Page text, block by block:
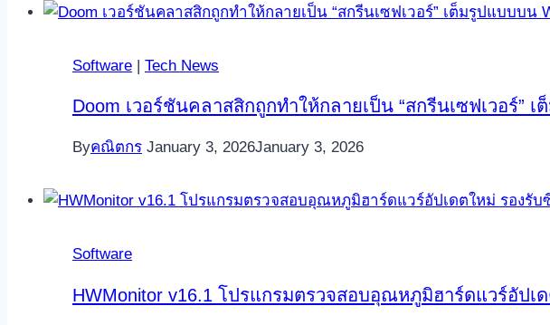
Software | Tech News
Doom เวอร์ชันคลาสสิกถูกทำให้กลายเป็น “สกรีนเซฟเวอร์”
Byคณิตกร January 3, 2026January 3, 2026
Software
HWMonitor v16.1 โปรแกรมตรวจสอบอุณหภูมิฮาร์ดแวร์อัปเ